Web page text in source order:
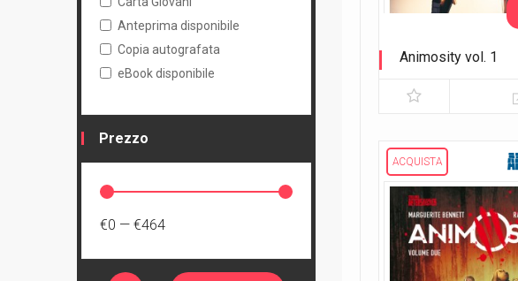
Animosity vol. 1
ACQUISTA
Anteprima disponibile
Copia autografata
eBook disponibile
Prezzo
€0 — €464